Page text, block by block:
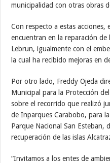
municipalidad con otras obras
Con respecto a estas acciones,
encuentran en la reparación
Lebrun, igualmente con el
la cual ha recibido mejoras en
Por otro lado, Freddy Ojeda
Municipal para la Protección
sobre el recorrido que realizó
de Inparques Carabobo, para
Parque Nacional San Esteban,
recuperación de las islas
“Invitamos a los entes de